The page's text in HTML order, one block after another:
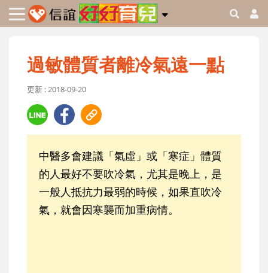
過敏體質者離冷氣遠一點
更新 : 2018-09-20
中醫多會建議「氣虛」或「寒症」體質
的人最好不要吹冷氣，尤其是晚上，是
一般人抵抗力最弱的時候，如果直吹冷
氣，就會因寒襲而加重病情。